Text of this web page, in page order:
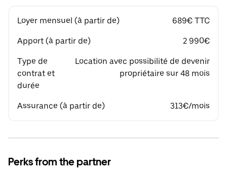
Loyer mensuel (à partir de) 689€ TTC
Apport (à partir de) 2 990€
Type de
contrat et
durée
Location avec possibilité de devenir
propriétaire sur 48 mois
Assurance (à partir de) 313€/mois
Perks from the partner